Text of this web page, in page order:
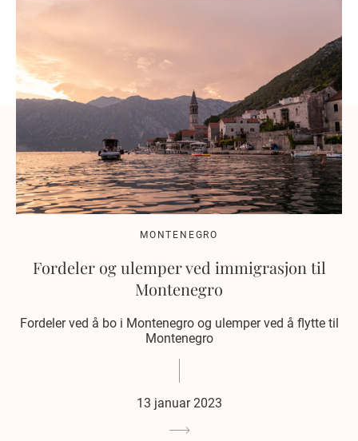
MONTENEGRO
Fordeler og ulemper ved immigrasjon til
Montenegro
Fordeler ved å bo i Montenegro og ulemper ved å flytte til
Montenegro
13 januar 2023